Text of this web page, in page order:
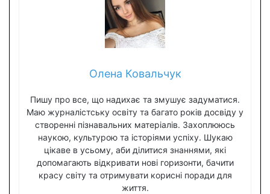
Олена Ковальчук
Пишу про все, що надихає та змушує задуматися.
Маю журналістську освіту та багато років досвіду у
створенні пізнавальних матеріалів. Захоплююсь
наукою, культурою та історіями успіху. Шукаю
цікаве в усьому, аби ділитися знаннями, які
допомагають відкривати нові горизонти, бачити
красу світу та отримувати корисні поради для
життя.